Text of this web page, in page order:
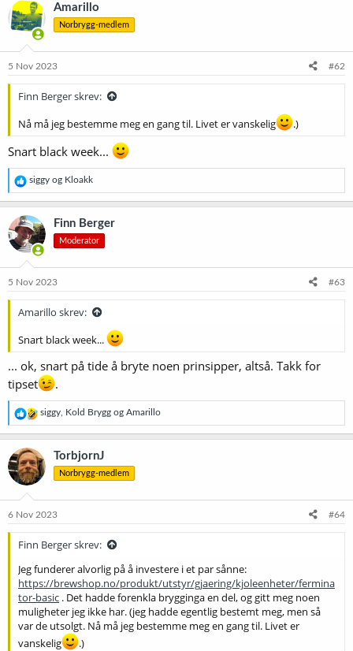
Amarillo
Norbrygg-medlem
5 Nov 2023 #62
Finn Berger skrev:
Nå må jeg bestemme meg en gang til. Livet er vanskelig
.)
Snart black week...
R
e
a
k
s
j
o
e
siggy og Kloakk
Finn Berger
Moderator
5 Nov 2023 #63
Amarillo skrev:
Snart black week...
... ok, snart på tide å bryte noen prinsipper, altså. Takk for
tipset
.
R
e
a
s
j
n
e
siggy Kold Brygg og Amarillo
TorbjornJ
Norbrygg-medlem
6 Nov 2023 #64
Finn Berger skrev:
Jeg funderer alvorlig på å investere i et par sånne:
https://brewshop.no/produkt/utstyr/gjaering/kjoleenheter/fermina
tor-basic . Det hadde forenkla brygginga en del, og gitt meg noen
muligheter jeg ikke har. (jeg hadde egentlig bestemt meg, men så
var de utsolgt. Nå må jeg bestemme meg en gang til. Livet er
vanskelig
.)